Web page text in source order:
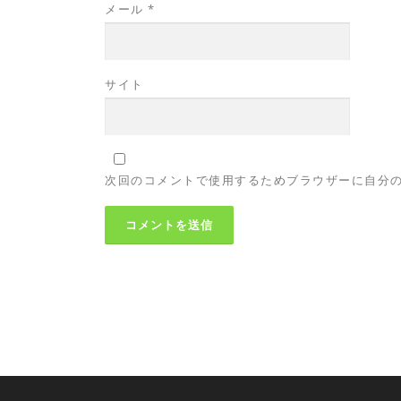
メール *
サイト
次回のコメントで使用するためブラウザーに自分